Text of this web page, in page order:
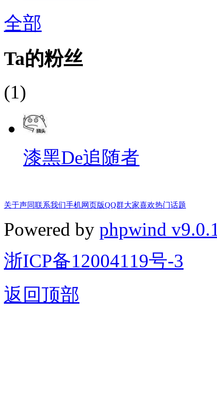
全部
Ta的粉丝
(1)
漆黑De追随者
关于声同联系我们手机网页版QQ群大家喜欢热门话题
Powered by phpwind
浙ICP备12004119号-3
返回顶部